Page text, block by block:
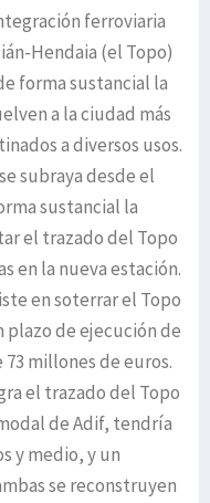
ferroviaria
Hendaia (el Topo)
forma sustancial la
a la ciudad más
a diversos usos.
subraya desde el
sustancial la
el trazado del Topo
en la nueva estación.
en soterrar el Topo
de ejecución de
millones de euros.
el trazado del Topo
de Adif, tendría
y medio, y un
se reconstruyen